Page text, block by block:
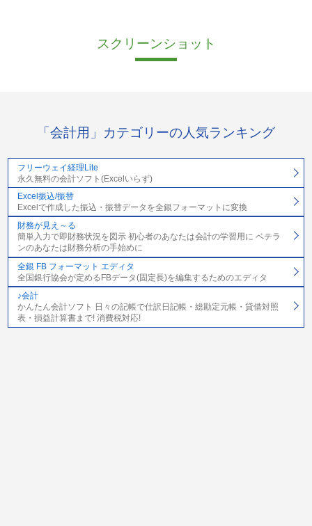
スクリーンショット
「会計用」カテゴリーの人気ランキング
フリーウェイ経理Lite
永久無料の会計ソフト(Excelいらず)
Excel振込/振替
Excelで作成した振込・振替データを全銀フォーマットに変換
財務が見え～る
簡単入力で即財務状況を図示 初心者のあなたは会計の学習用に ベテラ
ンのあなたは財務分析の手始めに
全銀 FB フォーマット エディタ
全国銀行協会が定めるFBデータ(固定長)を編集するためのエディタ
♪会計
かんたん会計ソフト 日々の記帳で仕訳日記帳・総勘定元帳・貸借対照
表・損益計算書まで! 消費税対応!